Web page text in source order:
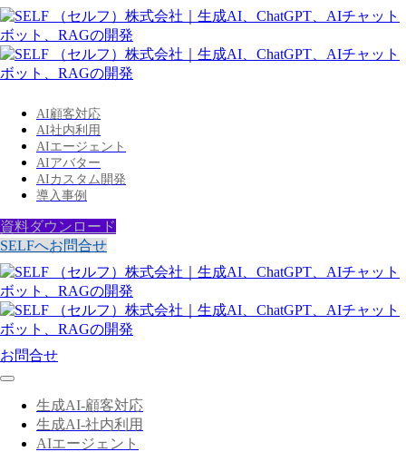
AI顧客対応
AI社内利用
AIエージェント
AIアバター
AIカスタム開発
導入事例
資料ダウンロード
SELFへお問合せ
お問合せ
生成AI-顧客対応
生成AI-社内利用
AIエージェント